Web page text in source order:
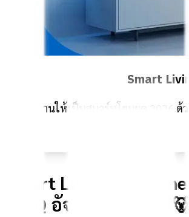
Smart
เปลี่ยนบ้านให้เป็นสมาร์ทโฮมยุค 2026
Smart Living &
CHiQ อัจฉริยะ